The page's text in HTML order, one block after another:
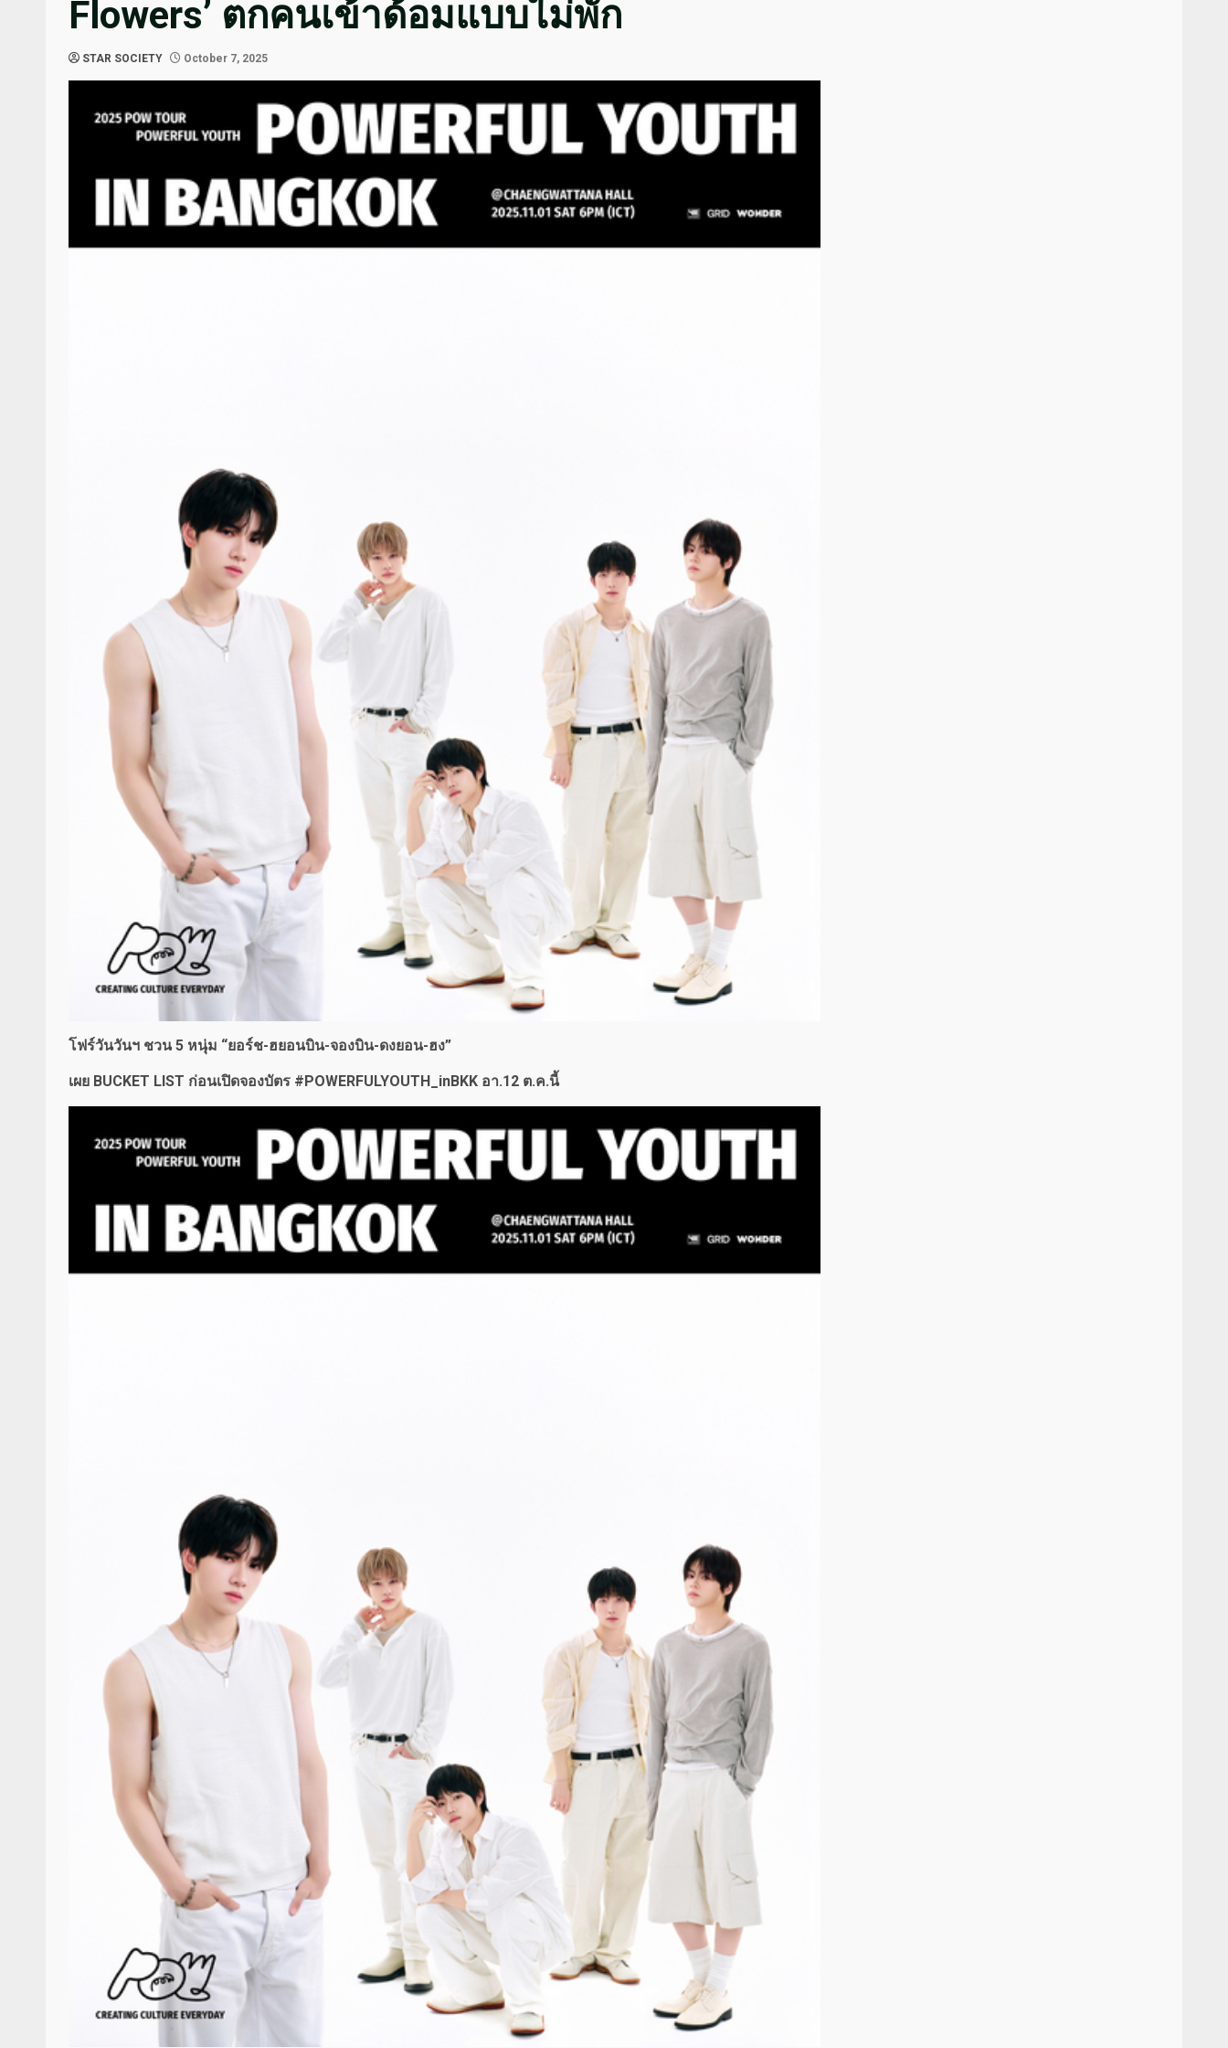
Flowers’ ตกคนเข้าด้อมแบบไม่พัก
STAR SOCIETY October 7, 2025
โฟร์วันวันฯ ชวน5 หนุ่ม “ยอร์ช-ฮยอนบิน-จองบิน-ดงยอน-ฮง”
เผย BUCKET LIST ก่อนเปิดจองบัตร #POWERFULYOUTH_inBKK อา.12 ต.ค.นี้